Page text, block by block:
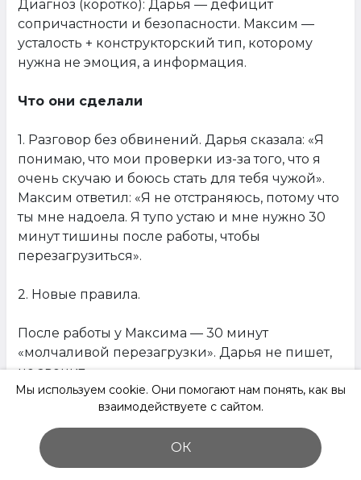
Диагноз (коротко): Дарья — дефицит
сопричастности и безопасности. Максим —
усталость + конструкторский тип, которому
нужна не эмоция, а информация.
Что они сделали
1. Разговор без обвинений. Дарья сказала: «Я
понимаю, что мои проверки из-за того, что я
очень скучаю и боюсь стать для тебя чужой».
Максим ответил: «Я не отстраняюсь, потому что
ты мне надоела. Я тупо устаю и мне нужно 30
минут тишины после работы, чтобы
перезагрузиться».
2. Новые правила.
После работы у Максима — 30 минут
«молчаливой перезагрузки». Дарья не пишет,
не звонит.
Затем — короткое голосовое сообщение (30-60
секунд) или видео. Не текст, а именно голос —
он передает интонации.
Мы используем cookie. Они помогают нам понять, как вы
взаимодействуете с сайтом.
ОК